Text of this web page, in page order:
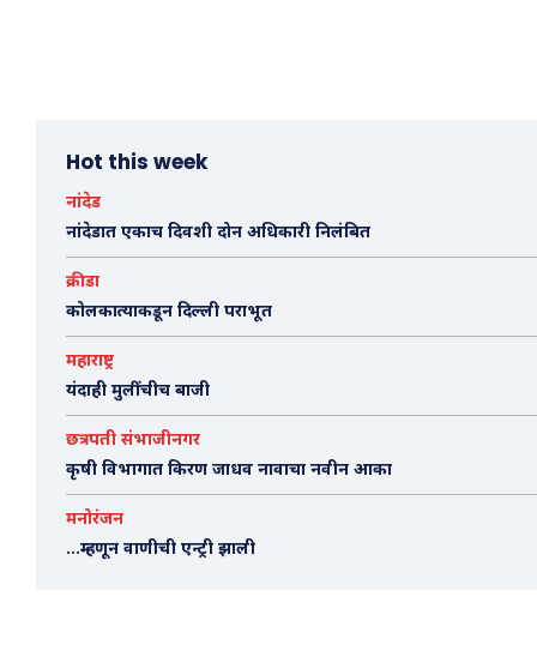
Hot this week
नांदेड
नांदेडात एकाच दिवशी दोन अधिकारी निलंबित
क्रीडा
कोलकात्याकडून दिल्ली पराभूत
महाराष्ट्र
यंदाही मुलींचीच बाजी
छत्रपती संभाजीनगर
कृषी विभागात किरण जाधव नावाचा नवीन आका
मनोरंजन
…म्हणून वाणीची एन्ट्री झाली